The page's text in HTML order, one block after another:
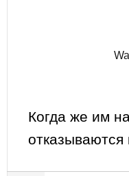
Когда же им
отказываются